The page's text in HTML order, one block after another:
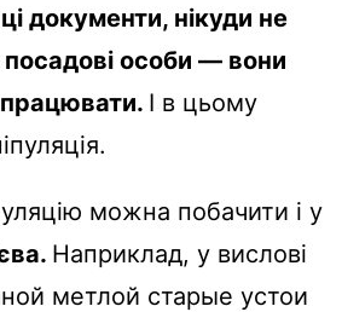
документи, нікуди не
особи — вони
І в цьому
можна побачити і у
Наприклад, у вислові
метлой старые устои